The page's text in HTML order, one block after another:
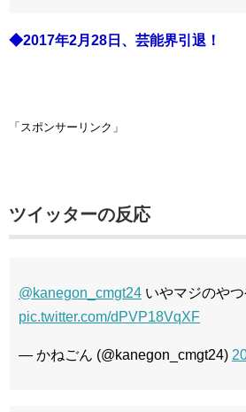
◆2017年2月28日、芸能界引退！
「スポンサーリンク」
ツイッターの反応
@kanegon_cmgt24 いやマジのや
pic.twitter.com/dPVP18VqXF
— かねごん (@kanegon_cmgt24)